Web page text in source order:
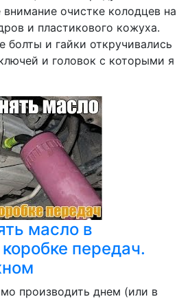
внимание очистке колодцев на
и пластикового кожуха.
болты и гайки откручивались
и головок с которыми я
масло в
передач.
производить днем (или в